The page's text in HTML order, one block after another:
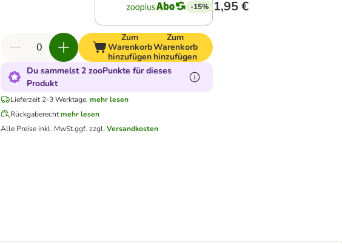
-15% 1,95 €
Zum
Warenkorb
hinzufügen
Zum
Warenkorb
hinzufügen
Du sammelst 2 zooPunkte für dieses
Produkt
Lieferzeit 2-3 Werktage. mehr lesen
Rückgaberecht mehr lesen
Alle Preise inkl. MwSt.ggf. zzgl. Versandkosten